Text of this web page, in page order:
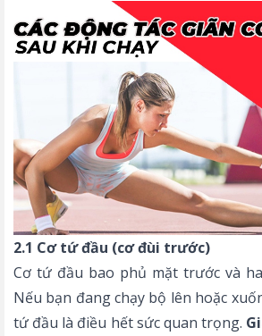
2.1 Cơ tứ đầu (cơ đùi trước)
Cơ tứ đầu bao phủ mặt trước và
Nếu bạn đang chạy bộ lên hoặc
tứ đầu là điều hết sức quan trọng.